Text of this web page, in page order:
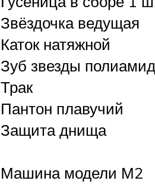
Звёздочка ведущая
Каток натяжной
Зуб звезды полиамид
Трак
Пантон плавучий
Защита днища
Машина модели М2